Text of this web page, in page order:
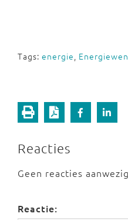
Tags: energie,
Reacties
Geen reacties aanwezig
Reactie: